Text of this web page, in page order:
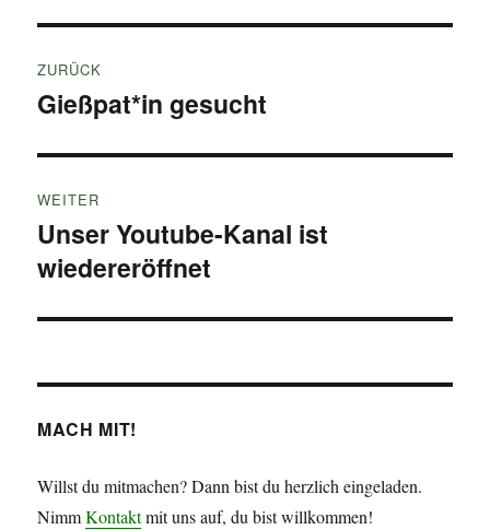
ZURÜCK
Vorheriger
Gießpat*in gesucht
WEITER
Nächster
Beitrag:
Unser Youtube-Kanal ist
wiedereröffnet
MACH MIT!
Willst du mitmachen? Dann bist du herzlich eingeladen.
NimmKontaktmit uns auf, du bist willkommen!